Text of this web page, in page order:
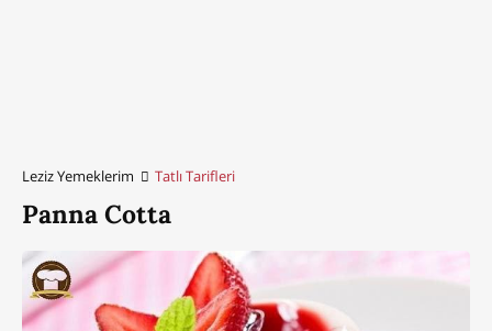
Leziz Yemeklerim Tatlı Tarifleri
Panna Cotta